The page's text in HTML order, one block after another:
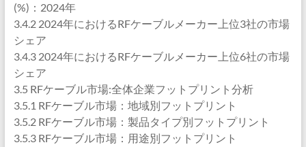
(%)：2024年
3.4.2 2024年におけるRFケーブルメーカー上位3社の市場
シェア
3.4.3 2024年におけるRFケーブルメーカー上位6社の市場
シェア
3.5 RFケーブル市場:全体企業フットプリント分析
3.5.1 RFケーブル市場：地域別フットプリント
3.5.2 RFケーブル市場：製品タイプ別フットプリント
3.5.3 RFケーブル市場：用途別フットプリント